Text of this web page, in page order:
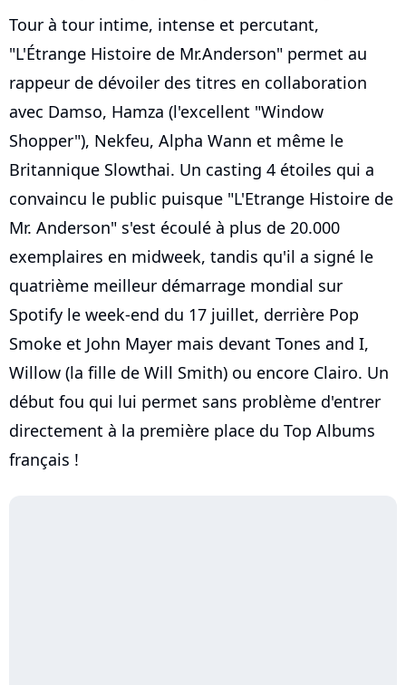
Tour à tour intime, intense et percutant,
"L'Étrange Histoire de Mr.Anderson" permet au
rappeur de dévoiler des titres en collaboration
avec Damso, Hamza (l'excellent "Window
Shopper"), Nekfeu, Alpha Wann et même le
Britannique Slowthai. Un casting 4 étoiles qui a
convaincu le public puisque "L'Etrange Histoire de
Mr. Anderson" s'est écoulé à plus de 20.000
exemplaires en midweek, tandis qu'il a signé le
quatrième meilleur démarrage mondial sur
Spotify le week-end du 17 juillet, derrière Pop
Smoke et John Mayer mais devant Tones and I,
Willow (la fille de Will Smith) ou encore Clairo. Un
début fou qui lui permet sans problème d'entrer
directement à la première place du Top Albums
français !